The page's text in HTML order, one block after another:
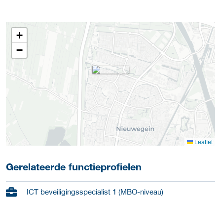
+
−
Leaflet
Gerelateerde functieprofielen
ICT beveiligingsspecialist 1 (MBO-niveau)